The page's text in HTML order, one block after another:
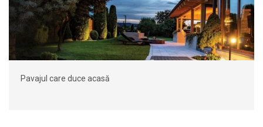
Pavajul care duce acasă